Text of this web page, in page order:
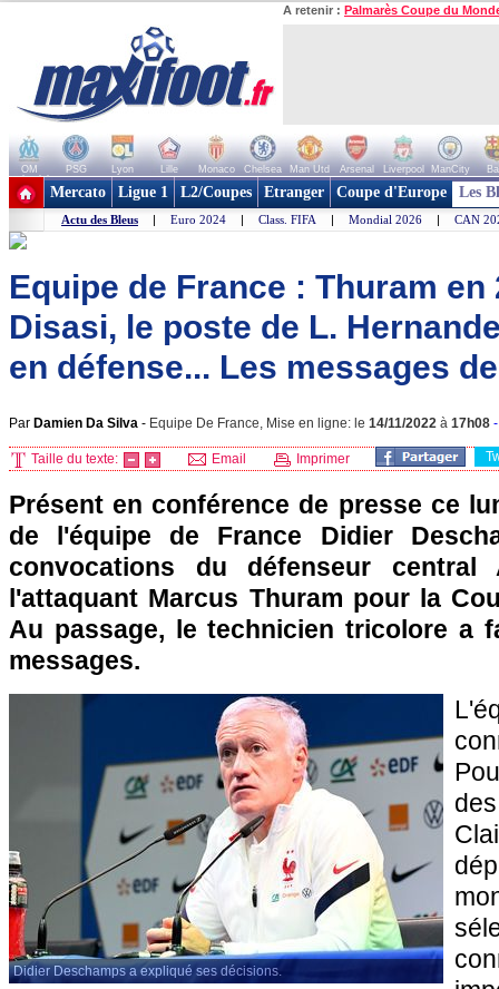
A retenir : Palmarès Coupe du
OM PSG Lyon Lille Monaco Chelsea Man Utd Arsenal Liverpool ManCity
+ de clubs
Mercato Ligue 1 L2/Coupes Etranger Coupe d'Europe Les
Actu des Bleus | Euro 2024 | Class. FIFA | Mondial 2026 | CAN
Equipe de France : Thuram en
Disasi, le poste de L.
en défense... Les messages
Par Damien Da Silva - Equipe De France, Mise en ligne: le 14/11/2022 à 17h08
Taille du texte: Email Imprimer
Présent en conférence de presse ce
de l'équipe de France Didier
convocations du défenseur
l'attaquant Marcus Thuram pour la
Au passage, le technicien tricolore a
messages.
Didier Deschamps a expliqué ses décisions.